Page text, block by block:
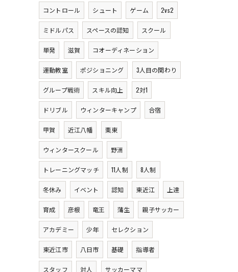
コントロール シュート ゲーム 2vs2
ミドルパス スペースの認知 スクール
単発 滋賀 コオーディネーション
運動教室 ポジショニング 3人目の関わり
グループ戦術 スキル向上 2対1
ドリブル ウィンターキャンプ 合宿
甲賀 近江八幡 栗東
ウィンタースクール 野洲
トレーニングマッチ 11人制 8人制
冬休み イベント 認知 東近江 上達
育成 彦根 竜王 蒲生 親子サッカー
アカデミー 少年 セレクション
東近江市 八日市 基礎 指導者
スタッフ 対人 サッカーママ